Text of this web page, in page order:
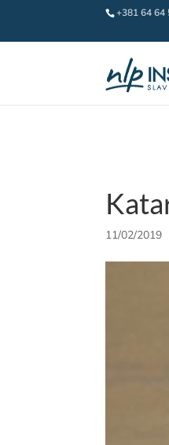
+381 64 64
11/02/2019